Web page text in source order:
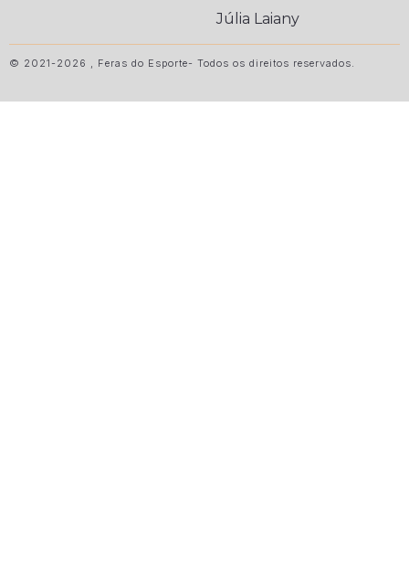
Júlia Laiany
© 2021-2026 , Feras do Esporte- Todos os direitos reservados.